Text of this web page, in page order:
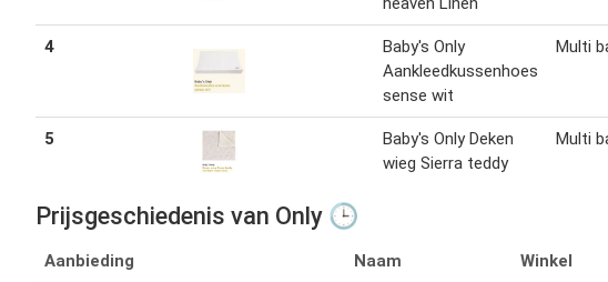
4
Baby's Only
Aankleedkussenhoes
sense wit
Multi
5
Baby's Only Deken
wieg Sierra teddy
Multi
Prijsgeschiedenis van Only 🕒
Aanbieding Naam Winkel